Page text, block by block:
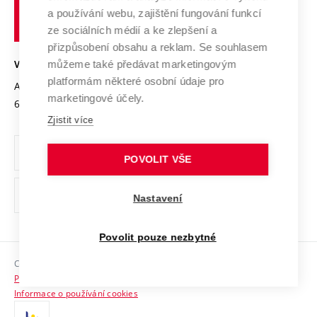
Transfer znalostí
Open Science
Projekty
Projekty ze strukturálních fondů
Specifický výzkum
Mezinárodní dohody
Univerzitní sítě
Podnikavá univerzita / ContriBUTe
Bezpečná univerzita
Vyznamenání
Organizační struktura
Ochrana osobních údajů
odkaz)
Sociální bezpečí
HR Award
učení
technické
Brně
VYSOKÉ UČENÍ TECHNICKÉ V BRNĚ
Antonínská 548/1
602 00 Brno
www.vut.cz
vut@vutbr.cz
Copyright © 2026 VUT
Prohlášení o přístupnosti
Informace o používání cookies
a používání webu, zajištění fungování funkcí
ze sociálních médií a ke zlepšení a
přizpůsobení obsahu a reklam. Se souhlasem
můžeme také předávat marketingovým
platformám některé osobní údaje pro
marketingové účely.
Zjistit více
POVOLIT VŠE
Nastavení
Povolit pouze nezbytné